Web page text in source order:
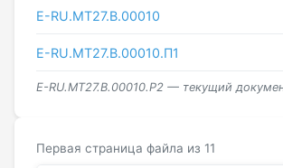
E-RU.МТ27.B.00010
Е-RU.МТ27.B.00010.П1
Е-RU.МТ27.B.00010.Р2 — текущий
Первая страница файла из 11